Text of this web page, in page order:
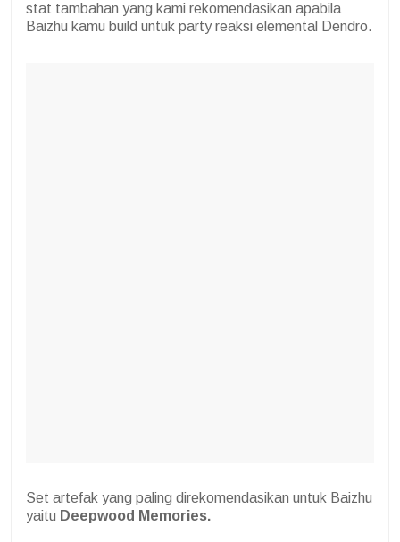
stat tambahan yang kami rekomendasikan apabila
Baizhu kamu build untuk party reaksi elemental Dendro.
Set artefak yang paling direkomendasikan untuk Baizhu
yaitu Deepwood Memories.